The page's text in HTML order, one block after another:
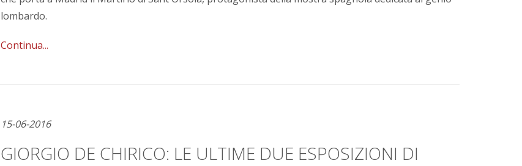
lombardo.
Continua...
15-06-2016
GIORGIO DE CHIRICO: LE ULTIME DUE ESPOSIZIONI DI